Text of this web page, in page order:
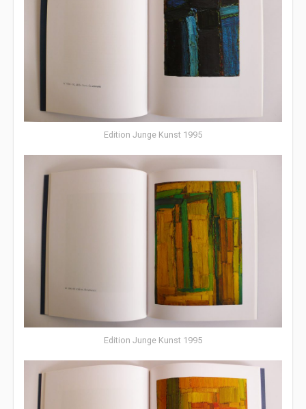
Edition Junge Kunst 1995
Edition Junge Kunst 1995